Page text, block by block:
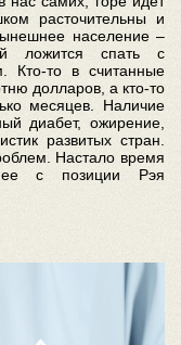
расточительны и
население –
ложится спать с
Кто-то в считанные
долларов, а кто-то
месяцев. Наличие
диабет, ожирение,
развитых стран.
Настало время
с позиции Рэя